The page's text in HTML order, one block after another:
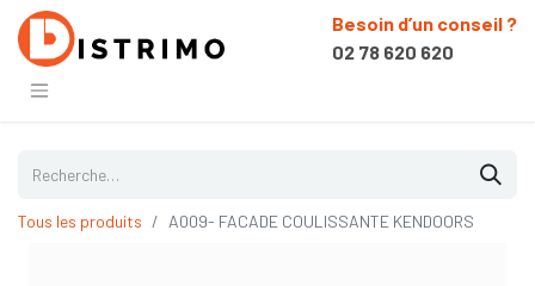
Besoin d’un conseil ?
02 78 620 620
Tous les produits A009- FACADE COULISSANTE KENDOORS